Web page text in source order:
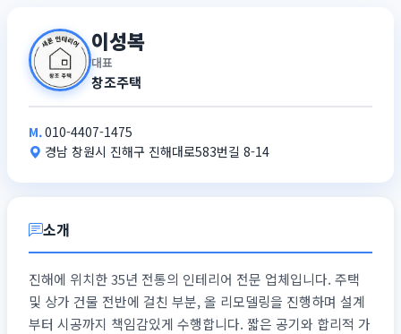
이성복
대표
창조주택
M.010-4407-1475
경남 창원시 진해구 진해대로583번길 8-14
소개
진해에 위치한 35년 전통의 인테리어 전문 업체입니다. 주택
및 상가 건물 전반에 걸친 부분, 올 리모델링을 진행하며 설계
부터 시공까지 책임감있게 수행합니다. 짧은 공기와 합리적 가